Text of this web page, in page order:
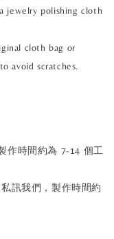
jewelry polishing cloth
cloth bag or
avoid scratches.
作時間約為 7-14 個工
訊我們，製作時間約